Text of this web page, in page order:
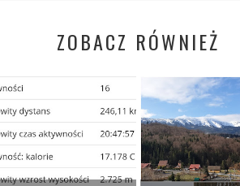
ZOBACZ RÓWNIEŻ